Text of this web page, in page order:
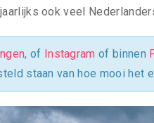
ook veel
, of Instagram of binnen
staan van hoe mooi het